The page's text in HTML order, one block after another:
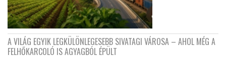
A VILÁG EGYIK LEGKÜLÖNLEGESEBB SIVATAGI VÁROSA – AHOL MÉG A
FELHŐKARCOLÓ IS AGYAGBÓL ÉPÜLT